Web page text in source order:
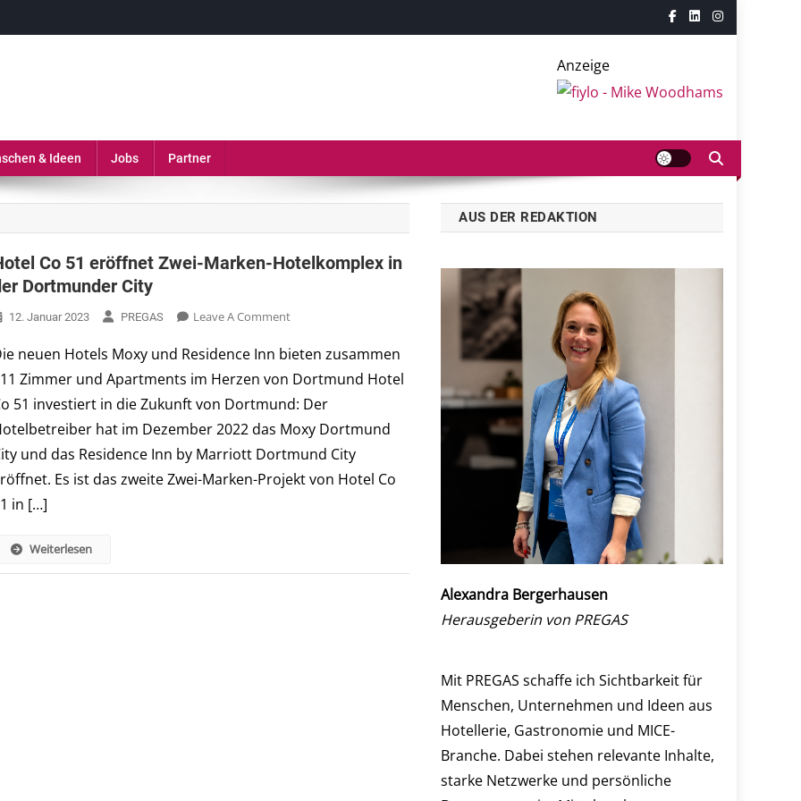
Anzeige
& Ideen Jobs Partner
Co 51 eröffnet Zwei-Marken-Hotelkomplex in
Dortmunder City
12. Januar 2023 PREGAS Leave A CommentOn
Co
51
Eröffnet
Marken-
Hotelkomplex
In
neuen Hotels Moxy und Residence Inn bieten zusammen
Zimmer und Apartments im Herzen von Dortmund Hotel
51 investiert in die Zukunft von Dortmund: Der
hat im Dezember 2022 das Moxy Dortmund
und das Residence Inn by Marriott Dortmund City
Es ist das zweite Zwei-Marken-Projekt von Hotel Co
in […]
Weiterlesen
AUS DER REDAKTION
Alexandra Bergerhausen
Herausgeberin von PREGAS
Mit PREGAS schaffe ich Sichtbarkeit für
Menschen, Unternehmen und Ideen aus
Hotellerie, Gastronomie und MICE-
Branche. Dabei stehen relevante Inhalte,
starke Netzwerke und persönliche